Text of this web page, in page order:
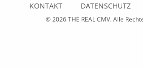
KONTAKT DATENSCHUTZ
© 2026THE REAL CMV. Alle